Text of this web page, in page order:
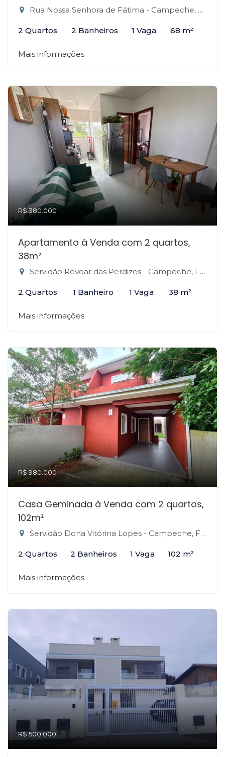
Rua Nossa Senhora de Fátima - Campeche, Florianópolis-SC
2 Quartos 2 Banheiros 1 Vaga 68 m²
Mais informações
R$ 380.000
Apartamento à Venda com 2 quartos,
38m²
Servidão Revoar das Perdizes - Campeche, Florianópolis-SC
2 Quartos 1 Banheiro 1 Vaga 38 m²
Mais informações
R$ 980.000
Casa Geminada à Venda com 2 quartos,
102m²
Servidão Dona Vitórina Lopes - Campeche, Florianópolis-SC
2 Quartos 2 Banheiros 1 Vaga 102 m²
Mais informações
R$ 500.000